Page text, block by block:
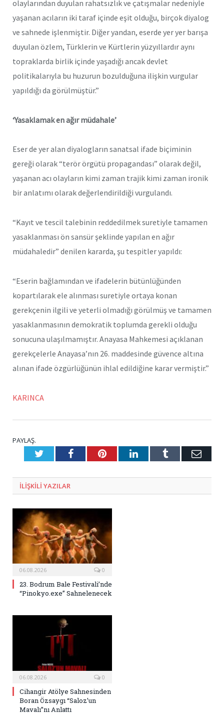
olaylarından duyulan rahatsızlık ve çatışmalar nedeniyle
yaşanan acıların iki taraf içinde eşit olduğu, birçok diyalog
ve sahnede işlenmiştir. Diğer yandan, eserde yer yer barışa
duyulan özlem, Türklerin ve Kürtlerin yüzyıllardır aynı
topraklarda birlik içinde yaşadığı ancak devlet
politikalarıyla bu huzurun bozulduğuna ilişkin vurgular
yapıldığı da görülmüştür.”
‘Yasaklamak en ağır müdahale’
Eser de yer alan diyalogların sanatsal ifade biçiminin
gereği olarak “terör örgütü propagandası” olarak değil,
yaşanan acı olayların kimi zaman trajik kimi zaman ironik
bir anlatımı olarak değerlendirildiği vurgulandı.
“Kayıt ve tescil talebinin reddedilmek suretiyle tamamen
yasaklanması ön sansür şeklinde yapılan en ağır
müdahaledir” denilen kararda, şu tespitler yapıldı:
“Eserin bağlamından ve ifadelerin bütünlüğünden
kopartılarak ele alınması suretiyle ortaya konan
gerekçenin ilgili ve yeterli olmadığı görülmüş ve tamamen
yasaklanmasının demokratik toplumda gerekli olduğu
sonucuna ulaşılmamıştır. Anayasa Mahkemesi açıklanan
gerekçelerle Anayasa’nın 26. maddesinde güvence altına
alınan ifade özgürlüğünün ihlal edildiğine karar vermiştir.”
KARINCA
PAYLAŞ.
TwitterFacebookPinterestLinkedInTumblr E-
ILIŞKILI YAZILAR
06.08.2026 0
23. Bodrum Bale Festivali’nde
“Pinokyo.exe” Sahnelenecek
06.08.2026 0
Cihangir Atölye Sahnesinden
Boran Özsaygı “Saloz’un
Mavalı”nı Anlattı